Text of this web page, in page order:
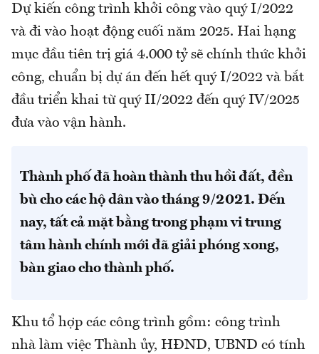
Dự kiến công trình khởi công vào quý I/2022
và đi vào hoạt động cuối năm 2025. Hai hạng
mục đầu tiên trị giá 4.000 tỷ sẽ chính thức khởi
công, chuẩn bị dự án đến hết quý I/2022 và bắt
đầu triển khai từ quý II/2022 đến quý IV/2025
đưa vào vận hành.
Thành phố đã hoàn thành thu hồi đất, đền
bù cho các hộ dân vào tháng 9/2021. Đến
nay, tất cả mặt bằng trong phạm vi trung
tâm hành chính mới đã giải phóng xong,
bàn giao cho thành phố.
Khu tổ hợp các công trình gồm: công trình
nhà làm việc Thành ủy, HĐND, UBND có tính